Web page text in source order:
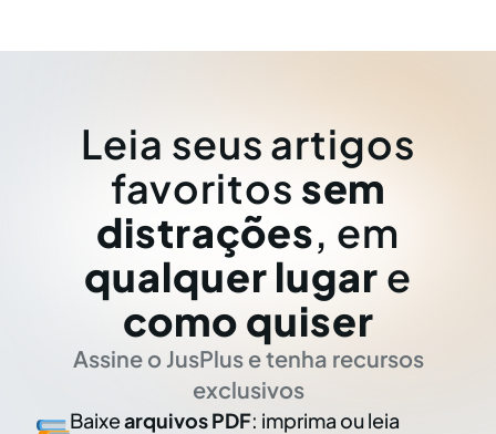
Leia seus artigos
favoritos sem
distrações, em
qualquer lugar e
como quiser
Assine o JusPlus e tenha recursos
exclusivos
Baixearquivos PDF: imprima ou leia